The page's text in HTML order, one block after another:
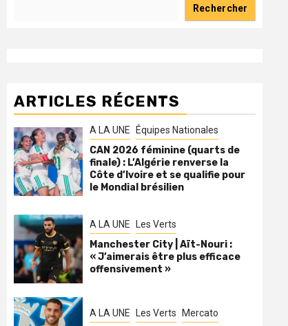
Rechercher
ARTICLES RÉCENTS
A LA UNE Équipes Nationales
CAN 2026 féminine (quarts de
finale) : L’Algérie renverse la
Côte d’Ivoire et se qualifie pour
le Mondial brésilien
A LA UNE Les Verts
Manchester City | Aït-Nouri :
« J’aimerais être plus efficace
offensivement »
A LA UNE Les Verts Mercato